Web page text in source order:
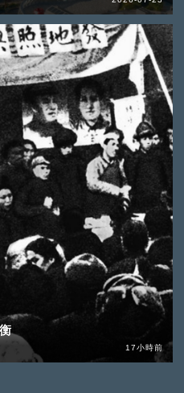
17小時前